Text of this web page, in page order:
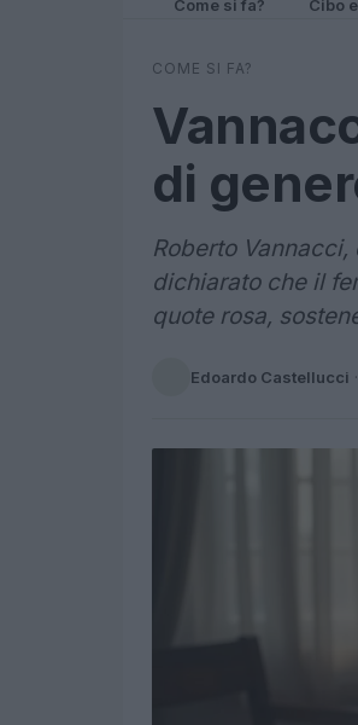
Come si fa? Cibo
COME SI FA?
di
Roberto
dichiarato che il
quote rosa,
Edoardo Castellucci ·